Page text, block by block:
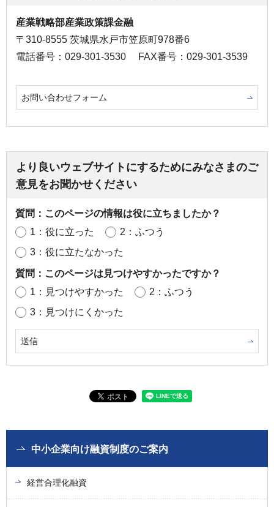
産業戦略部産業政策課金融
〒310-8555 茨城県水戸市笠原町978番6
電話番号：029-301-3530
FAX番号：029-301-3539
お問い合わせフォーム
より良いウェブサイトにするためにみなさまのご
意見をお聞かせください
質問：このページの情報は役に立ちましたか？
1：役に立った
2：ふつう
3：役に立たなかった
質問：このページは見つけやすかったですか？
1：見つけやすかった
2：ふつう
3：見つけにくかった
中小企業向け融資制度のご案内
経営合理化融資